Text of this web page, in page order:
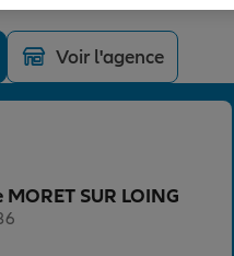
Voir l'agence
SUR LOING